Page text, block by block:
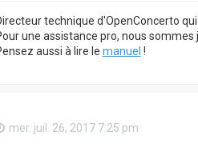
technique d'OpenConcerto qui
une assistance pro, nous
aussi à lire le manuel !
mer. juil. 26, 2017 7:25 pm